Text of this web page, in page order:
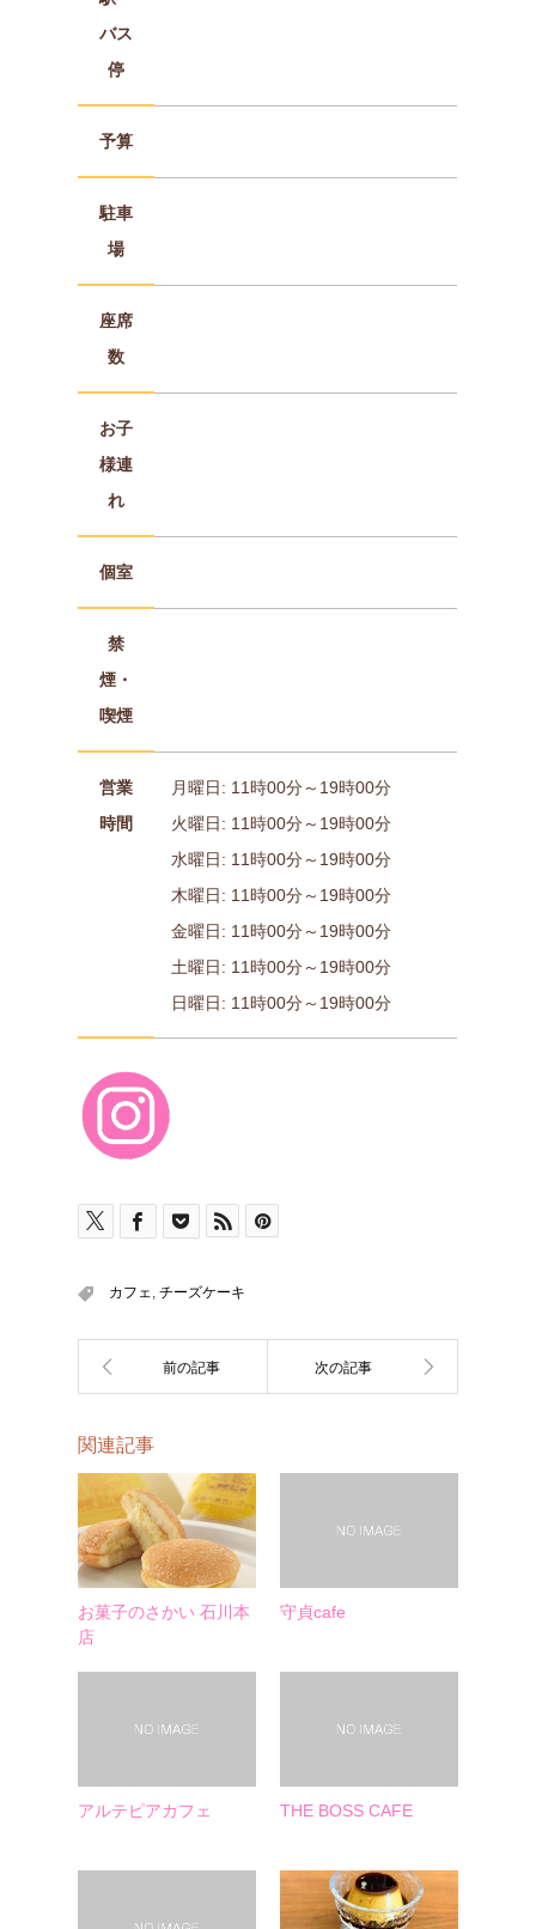
バス
停
予算
駐車
場
座席
数
お子
様連
れ
個室
禁
煙・
喫煙
営業
時間
月曜日: 11時00分～19時00分
火曜日: 11時00分～19時00分
水曜日: 11時00分～19時00分
木曜日: 11時00分～19時00分
金曜日: 11時00分～19時00分
土曜日: 11時00分～19時00分
日曜日: 11時00分～19時00分
カフェ, チーズケーキ
関連記事
お菓子のさかい 石川本
店
守貞cafe
アルテピアカフェ THE BOSS CAFE